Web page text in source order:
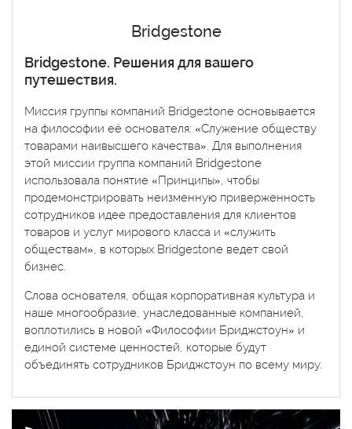
Bridgestone
Bridgestone. Решения для вашего
путешествия.
Миссия группы компаний Bridgestone основывается
на философии её основателя: «Служение обществу
товарами наивысшего качества». Для выполнения
этой миссии группа компаний Bridgestone
использовала понятие «Принципы», чтобы
продемонстрировать неизменную приверженность
сотрудников идее предоставления для клиентов
товаров и услуг мирового класса и «служить
обществам», в которых Bridgestone ведет свой
бизнес.
Слова основателя, общая корпоративная культура и
наше многообразие, унаследованные компанией,
воплотились в новой «Философии Бриджстоун» и
единой системе ценностей, которые будут
объединять сотрудников Бриджстоун по всему миру.